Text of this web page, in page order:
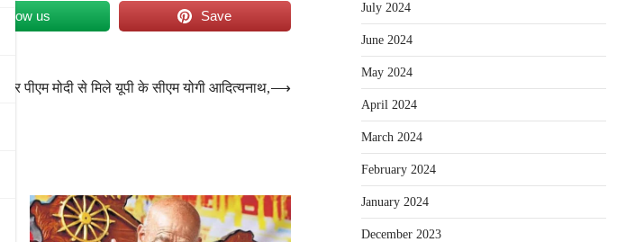
Follow us Save
पर पीएम मोदी से मिले यूपी के सीएम योगी आदित्यनाथ,⟶
July 2024
June 2024
May 2024
April 2024
March 2024
February 2024
January 2024
December 2023